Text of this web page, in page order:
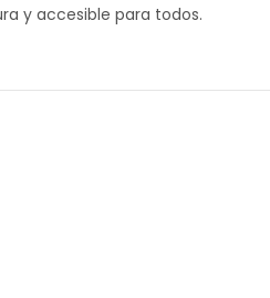
y accesible para todos.